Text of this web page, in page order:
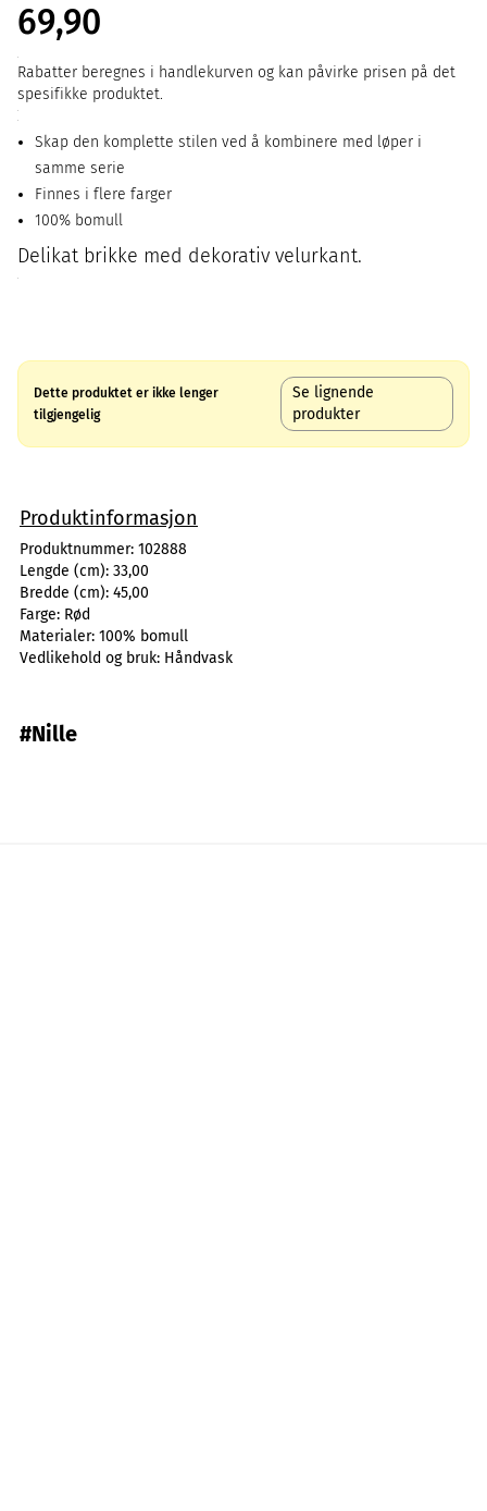
69,90
Rabatter beregnes i handlekurven og kan påvirke prisen på det
spesifikke produktet.
Skap den komplette stilen ved å kombinere med løper i
samme serie
Finnes i flere farger
100% bomull
Delikat brikke med dekorativ velurkant.
Dette produktet er ikke lenger
tilgjengelig
Se lignende
produkter
Produktinformasjon
Produktnummer: 102888
Lengde (cm): 33,00
Bredde (cm): 45,00
Farge: Rød
Materialer: 100% bomull
Vedlikehold og bruk: Håndvask
#Nille